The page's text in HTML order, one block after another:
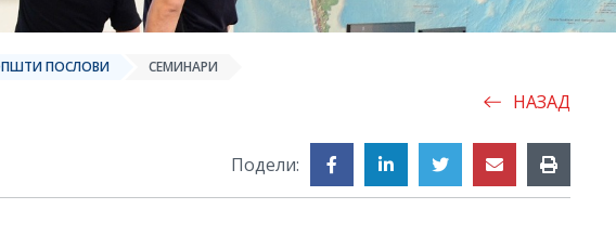
ПОСЛОВИ СЕМИНАРИ
НАЗАД
Подели: